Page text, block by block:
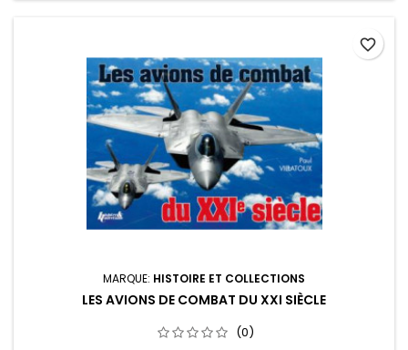
MARQUE: HISTOIRE ET COLLECTIONS
LES AVIONS DE COMBAT DU XXI SIÈCLE
(0)
favorite_border